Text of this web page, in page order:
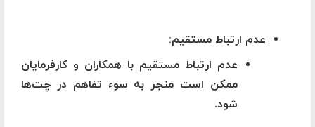
عدم ارتباط مستقیم:
عدم ارتباط مستقیم با همکاران و کارفرمایان
ممکن است منجر به سوء تفاهم در چت‌ها
شود.